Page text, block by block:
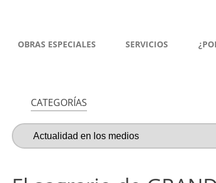
OBRAS ESPECIALES SERVICIOS
CATEGORÍAS